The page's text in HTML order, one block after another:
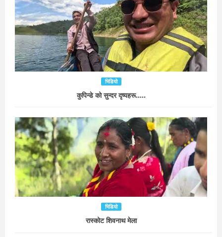
भिडियो
कुपिन्डे को सुन्दर दृष्यहरू.....
भिडियो
रास्कोट शिवनाथ मेला